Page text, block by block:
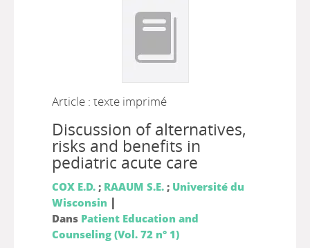
Article : texte imprimé
Discussion of alternatives,
risks and benefits in
pediatric acute care
COX E.D.; RAAUM S.E.; Université du
Wisconsin |
Dans Patient Education and
Counseling (Vol. 72 n° 1)